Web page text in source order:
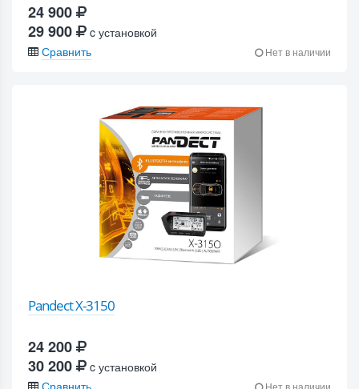
24 900
29 900
c установкой
Сравнить
Нет в наличии
Pandect X-3150
24 200
30 200
c установкой
Сравнить
Нет в наличии